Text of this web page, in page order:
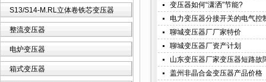
S13/S14-M.RL立体卷铁芯变压器
整流变压器
电炉变压器
箱式变压器
变压器如何“潇洒”节能?
电力变压器分接开关的电气控
聊城变压器厂厂家特价
聊城变压器厂资产计划
山东变压器厂家变压器短路故
盖州非晶合金变压器产品价格